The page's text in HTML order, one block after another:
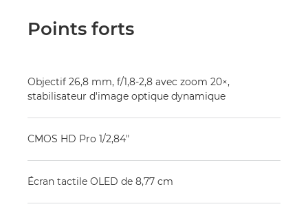
Points forts
Objectif 26,8 mm, f/1,8-2,8 avec zoom 20×,
stabilisateur d'image optique dynamique
CMOS HD Pro 1/2,84"
Écran tactile OLED de 8,77 cm